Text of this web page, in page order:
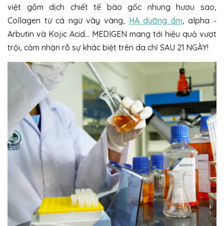
việt gồm dịch chiết tế bào gốc nhung hươu sao,
Collagen từ cá ngừ vây vàng, HA dưỡng ẩm, alpha -
Arbutin và Kojic Acid… MEDIGEN mang tới hiệu quả vượt
trội, cảm nhận rõ sự khác biệt trên da chỉ SAU 21 NGÀY!